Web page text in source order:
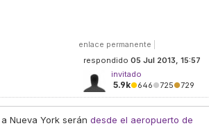
enlace permanente
respondido 05 Jul 2013, 15:57
invitado
5.9k●646●725●729
Nueva York serán desde el aeropuerto de